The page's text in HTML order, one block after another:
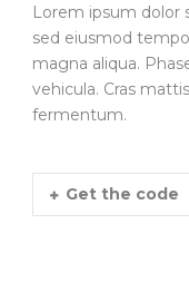
Lorem ipsum dolor
sed eiusmod
magna aliqua.
vehicula. Cras
fermentum.
Get the code